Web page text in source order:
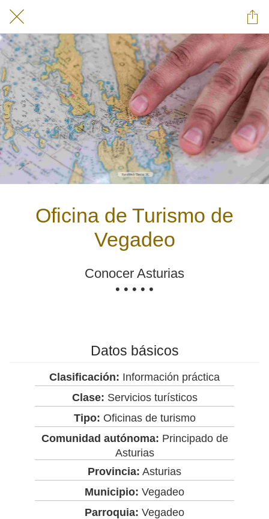
Oficina de Turismo de
Vegadeo
Conocer Asturias
• • • • •
Datos básicos
Clasificación: Información práctica
Clase: Servicios turísticos
Tipo: Oficinas de turismo
Comunidad autónoma: Principado de
Asturias
Provincia: Asturias
Municipio: Vegadeo
Parroquia: Vegadeo